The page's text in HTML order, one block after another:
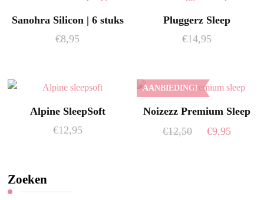
Sanohra Silicon | 6 stuks
€8,95
Pluggerz Sleep
€14,95
Alpine SleepSoft
€12,95
AANBIEDING!
Noizezz Premium Sleep
€12,50 €9,95
Zoeken